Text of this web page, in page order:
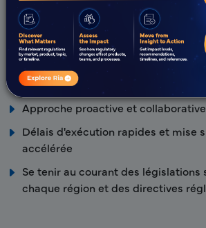
Base de connaissances
stratégique et approfondie – avec
Équipe réglementaire experte
mondiale avérée en RA
Approche proactive et collaborative
Délais d'exécution rapides et mise
accélérée
Se tenir au courant des législations
chaque région et des directives